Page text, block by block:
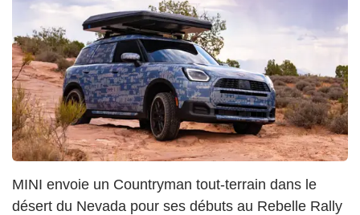
MINI envoie un Countryman tout-terrain dans le
désert du Nevada pour ses débuts au Rebelle Rally